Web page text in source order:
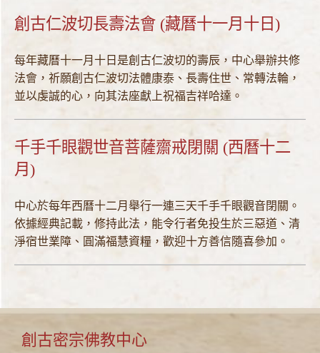
創古仁波切長壽法會 (藏曆十一月十日)
每年藏曆十一月十日是創古仁波切的壽辰，中心舉辦共修
法會，祈願創古仁波切法體康泰、長壽住世、常轉法輪，
並以虔誠的心，向其法座獻上祝福吉祥哈達。
千手千眼觀世音菩薩齋戒閉關 (西曆十二
月)
中心於每年西曆十二月舉行一連三天千手千眼觀音閉關。
依據經典記載，修持此法，能令行者免投生於三惡道、清
淨宿世業障、圓滿福慧資糧，歡迎十方善信隨喜參加。
創古密宗佛教中心